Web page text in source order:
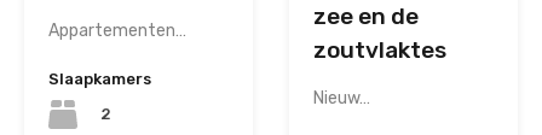
Appartementen…
Slaapkamers
2
zee en de
zoutvlaktes
Nieuw…